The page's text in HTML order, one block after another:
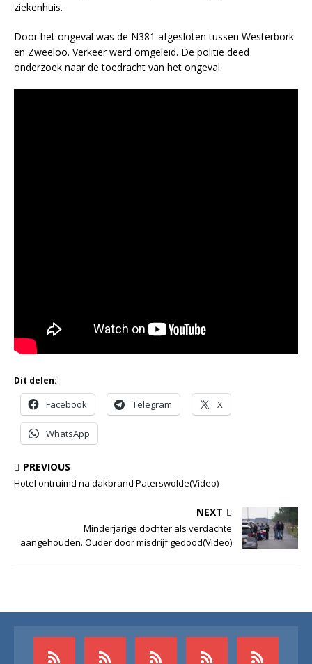
ziekenhuis.
Door het ongeval was de N381 afgesloten tussen Westerbork
en Zweeloo. Verkeer werd omgeleid. De politie deed
onderzoek naar de toedracht van het ongeval.
Dit delen:
Facebook Telegram X
WhatsApp
PREVIOUS
Hotel ontruimd na dakbrand Paterswolde(Video)
NEXT
Minderjarige dochter als verdachte
aangehouden..Ouder door misdrijf gedood(Video)